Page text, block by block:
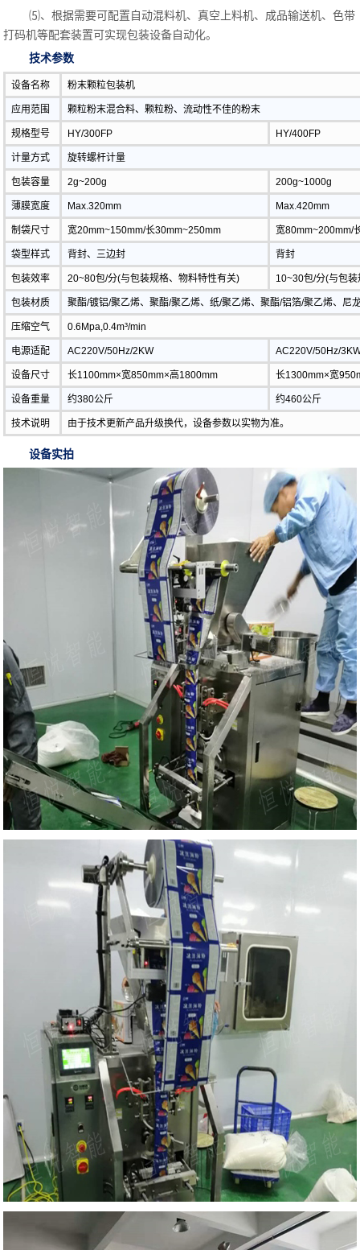
⑸、根据需要可配置自动混料机、真空上料机、成品输送机、色带
打码机等配套装置可实现包装设备自动化。
技术参数
​设备名称 粉末颗粒包装机
应用范围 颗粒粉末混合料、颗粒粉、流动性不佳的粉末
规格型号 HY/300FP HY/400FP
计量方式 旋转螺杆计量
包装容量 2g~200g 200g~1000g
薄膜宽度 Max.320mm Max.420mm
制袋尺寸 宽20mm~150mm/长30mm~250mm 宽80mm~200mm/
袋型样式 背封、三边封 背封
包装效率 20~80包/分(与包装规格、物料特性有关) 10~30包/分(与包
包装材质 聚酯/镀铝/聚乙烯、聚酯/聚乙烯、纸/聚乙烯、聚酯/铝箔/聚乙烯、尼
压缩空气 0.6Mpa,0.4m³/min
电源适配 AC220V/50Hz/2KW AC220V/50Hz/
设备尺寸 长1100mm×宽850mm×高1800mm 长1300mm×宽
设备重量 约380公斤 约460公斤
技术说明 由于技术更新产品升级换代，设备参数以实物为准。
设备实拍